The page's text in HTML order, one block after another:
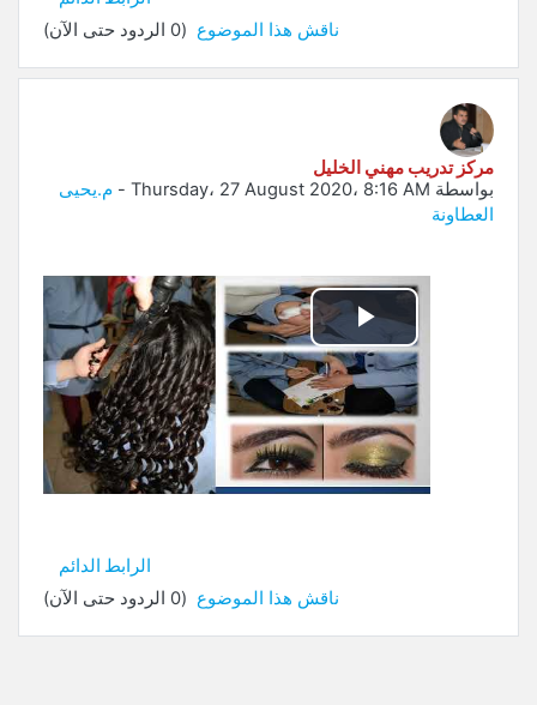
ناقش هذا الموضوع (0 الردود حتى الآن)
مركز تدريب مهني الخليل
بواسطة Thursday، 27 August 2020، 8:16 AM - م.يحيى
العطاونة
تشغيل
الفيديو
الرابط الدائم
ناقش هذا الموضوع (0 الردود حتى الآن)